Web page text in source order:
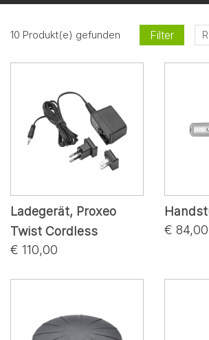
10 Produkt(e) gefunden Filter
Ladegerät, Proxeo
Twist Cordless
€ 110,00
€ 84,00